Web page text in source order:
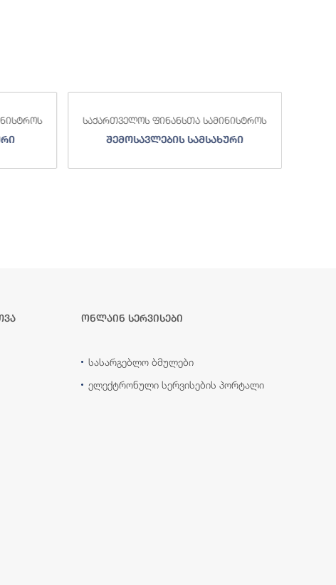
საქართველოს ფინანსთა სამინისტროს
სახელმწიფო ხაზინა
ონლაინ სერვისები
სასარგებლო ბმულები
ელექტრონული სერვისების პორტალი